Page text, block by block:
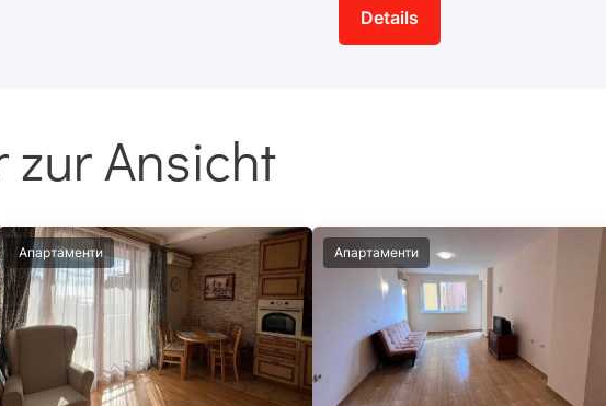
Details
zur Ansicht
Апартаменти Апартаменти